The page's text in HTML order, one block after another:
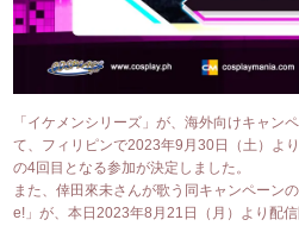
「イケメンシリーズ」が、海外向けキャン
て、フィリピンで2023年9月30日（土）よ
の4回目となる参加が決定しました。
また、倖田來未さんが歌う同キャンペーン
e!」が、本日2023年8月21日（月）より配